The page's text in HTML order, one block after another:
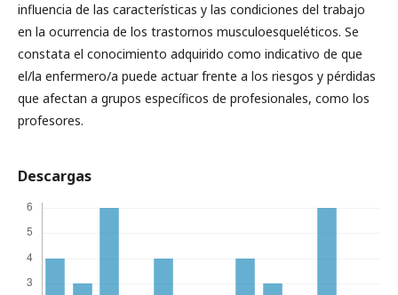
influencia de las características y las condiciones del trabajo
en la ocurrencia de los trastornos musculoesqueléticos. Se
constata el conocimiento adquirido como indicativo de que
el/la enfermero/a puede actuar frente a los riesgos y pérdidas
que afectan a grupos específicos de profesionales, como los
profesores.
Descargas